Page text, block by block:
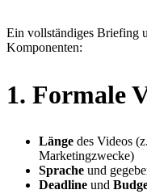
Ein vollständiges Briefing
Komponenten:
1. Formale
Länge des Videos
Marketingzwecke)
Sprache und
Deadline und